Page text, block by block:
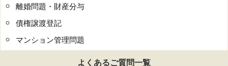
離婚問題・財産分与
債権譲渡登記
マンション管理問題
よくあるご質問一覧